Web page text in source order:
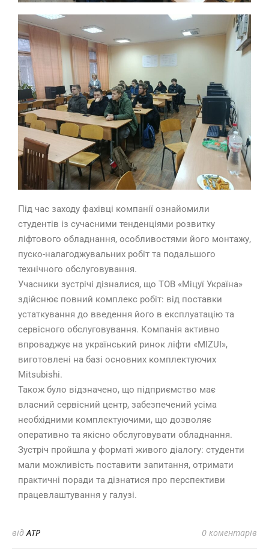
Під час заходу фахівці компанії ознайомили
студентів із сучасними тенденціями розвитку
ліфтового обладнання, особливостями його монтажу,
пуско-налагоджувальних робіт та подальшого
технічного обслуговування.
Учасники зустрічі дізналися, що ТОВ «Міцуї Україна»
здійснює повний комплекс робіт: від поставки
устаткування до введення його в експлуатацію та
сервісного обслуговування. Компанія активно
впроваджує на український ринок ліфти «MIZUI»,
виготовлені на базі основних комплектуючих
Mitsubishi.
Також було відзначено, що підприємство має
власний сервісний центр, забезпечений усіма
необхідними комплектуючими, що дозволяє
оперативно та якісно обслуговувати обладнання.
Зустріч пройшла у форматі живого діалогу: студенти
мали можливість поставити запитання, отримати
практичні поради та дізнатися про перспективи
працевлаштування у галузі.
відATP 0 коментарів